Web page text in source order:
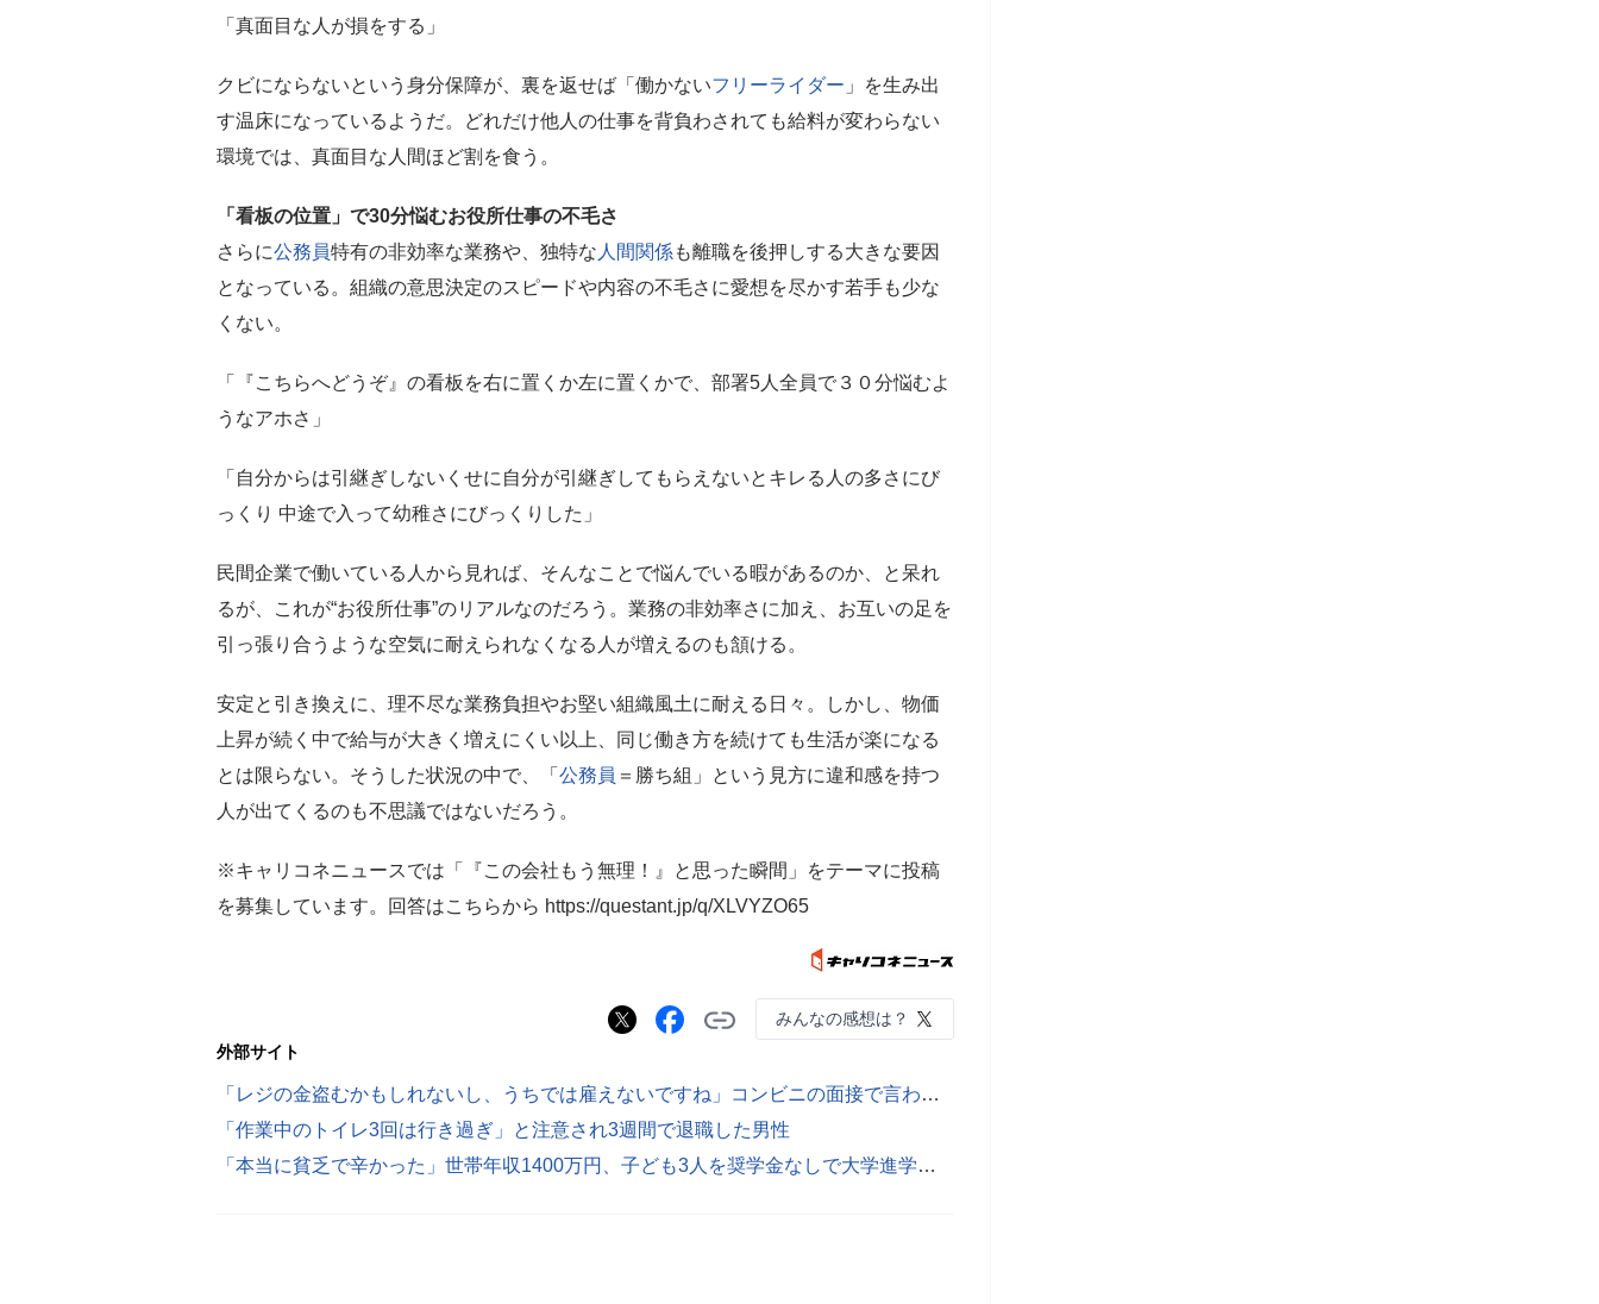
「真面目な人が損をする」
クビにならないという身分保障が、裏を返せば「働かないフリーライダー 」を生み出
す温床になっているようだ。どれだけ他人の仕事を背負わされても給料が変わらない
環境では、真面目な人間ほど割を食う。
「看板の位置」で30分悩むお役所仕事の不毛さ
さらに公務員特有の非効率な業務や、独特な 人間関係も離職を後押しする大きな要因
となっている。組織の意思決定のスピードや内容の不毛さに愛想を尽かす若手も少な
くない。
「『こちらへどうぞ』の看板を右に置くか左に置くかで、部署5人全員で３０分悩むよ
うなアホさ」
「自分からは引継ぎしないくせに自分が引継ぎしてもらえないとキレる人の多さにび
っくり 中途で入って幼稚さにびっくりした」
民間企業で働いている人から見れば、そんなことで悩んでいる暇があるのか、と呆れ
るが、これが“お役所仕事”のリアルなのだろう。業務の非効率さに加え、お互いの足を
引っ張り合うような空気に耐えられなくなる人が増えるのも頷ける。
安定と引き換えに、理不尽な業務負担やお堅い組織風土に耐える日々。しかし、物価
上昇が続く中で給与が大きく増えにくい以上、同じ働き方を続けても生活が楽になる
とは限らない。そうした状況の中で、「 公務員 ＝勝ち組」という見方に違和感を持つ
人が出てくるのも不思議ではないだろう。
※キャリコネニュースでは「『この会社もう無理！』と思った瞬間」をテーマに投稿
を募集しています。回答はこちらから https://questant.jp/q/XLVYZO65
みんなの感想は？
外部サイト
「レジの金盗むかもしれないし、うちでは雇えないですね」コンビニの面接で言われた衝撃的な言葉
「作業中のトイレ3回は行き過ぎ」と注意され3週間で退職した男性
「本当に貧乏で辛かった」世帯年収1400万円、子ども3人を奨学金なしで大学進学させた女性の言葉